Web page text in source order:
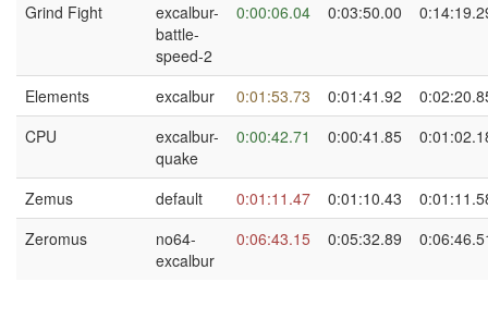
Grind Fight
excalbur-
battle-
speed-2
0:00:06.04 0:03:50.00
Elements excalbur 0:01:53.73 0:01:41.92
CPU
excalbur-
quake
0:00:42.71 0:00:41.85
Zemus default 0:01:11.47 0:01:10.43
Zeromus
no64-
excalbur
0:06:43.15 0:05:32.89